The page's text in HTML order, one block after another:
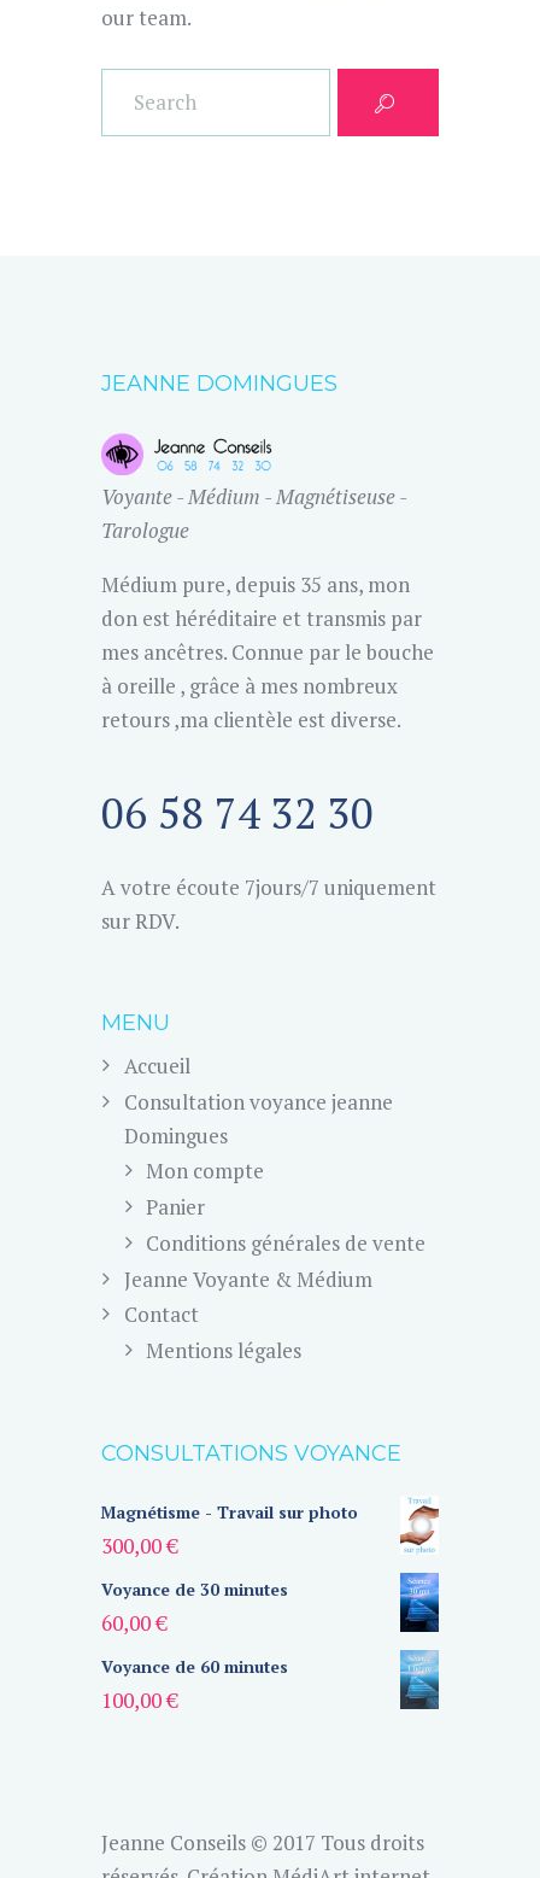
our team.
JEANNE DOMINGUES
Voyante - Médium - Magnétiseuse -
Tarologue
Médium pure, depuis 35 ans, mon
don est héréditaire et transmis par
mes ancêtres. Connue par le bouche
à oreille , grâce à mes nombreux
retours ,ma clientèle est diverse.
06 58 74 32 30
A votre écoute 7jours/7 uniquement
sur RDV.
MENU
Accueil
Consultation voyance jeanne
Domingues
Mon compte
Panier
Conditions générales de vente
Jeanne Voyante & Médium
Contact
Mentions légales
CONSULTATIONS VOYANCE
Magnétisme - Travail sur photo
300,00€
Voyance de 30 minutes
60,00€
Voyance de 60 minutes
100,00€
Jeanne Conseils © 2017 Tous droits